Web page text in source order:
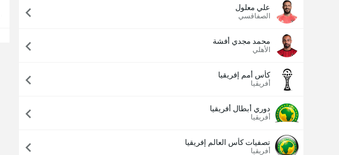
علي معلول
الصفاقسي
محمد مجدي أفشة
الأهلي
كأس أمم إفريقيا
أفريقيا
دوري أبطال أفريقيا
أفريقيا
تصفيات كأس العالم إفريقيا
أفريقيا